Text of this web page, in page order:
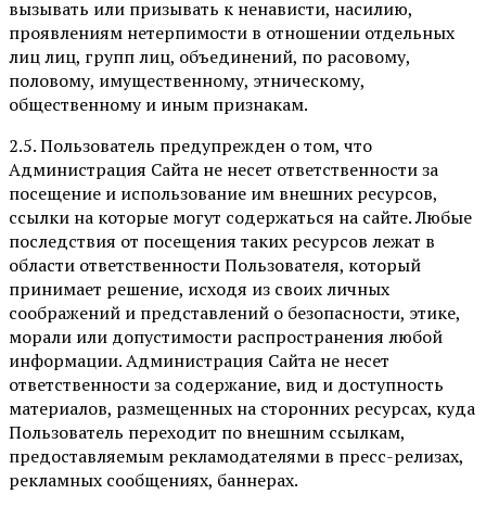
вызывать или призывать к ненависти, насилию,
проявлениям нетерпимости в отношении отдельных
лиц лиц, групп лиц, объединений, по расовому,
половому, имущественному, этническому,
общественному и иным признакам.
2.5. Пользователь предупрежден о том, что
Администрация Сайта не несет ответственности за
посещение и использование им внешних ресурсов,
ссылки на которые могут содержаться на сайте. Любые
последствия от посещения таких ресурсов лежат в
области ответственности Пользователя, который
принимает решение, исходя из своих личных
соображений и представлений о безопасности, этике,
морали или допустимости распространения любой
информации. Администрация Сайта не несет
ответственности за содержание, вид и доступность
материалов, размещенных на сторонних ресурсах, куда
Пользователь переходит по внешним ссылкам,
предоставляемым рекламодателями в пресс-релизах,
рекламных сообщениях, баннерах.